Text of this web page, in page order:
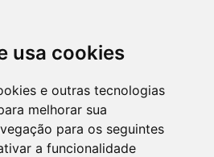
usa cookies
e outras tecnologias
melhorar sua
para os seguintes
a funcionalidade